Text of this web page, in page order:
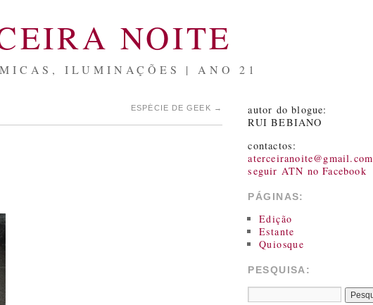
NOITE
ILUMINAÇÕES | ANO 21
ESPÉCIE DE GEEK →
autor do blogue:
RUI BEBIANO
contactos:
aterceiranoite@gmail.com
seguir ATN no Facebook
PÁGINAS:
Edição
Estante
Quiosque
PESQUISA: